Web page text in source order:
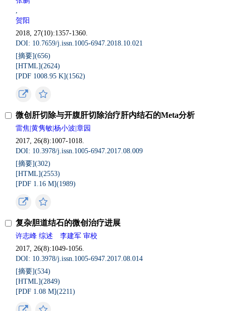
,
贺阳
2018, 27(10):1357-1360.
DOI: 10.7659/j.issn.1005-6947.2018.10.021
[摘要](656)
[HTML](2624)
[PDF 1008.95 K](1562)
微创肝切除与开腹肝切除治疗肝内结石的Meta分析
雷焦|黄隽敏|杨小波|章园
2017, 26(8):1007-1018.
DOI: 10.3978/j.issn.1005-6947.2017.08.009
[摘要](302)
[HTML](2553)
[PDF 1.16 M](1989)
复杂胆道结石的微创治疗进展
许志峰 综述 李建军 审校
2017, 26(8):1049-1056.
DOI: 10.3978/j.issn.1005-6947.2017.08.014
[摘要](534)
[HTML](2849)
[PDF 1.08 M](2211)